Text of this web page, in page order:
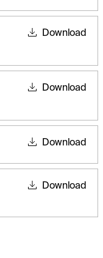
Download
Download
Download
Download